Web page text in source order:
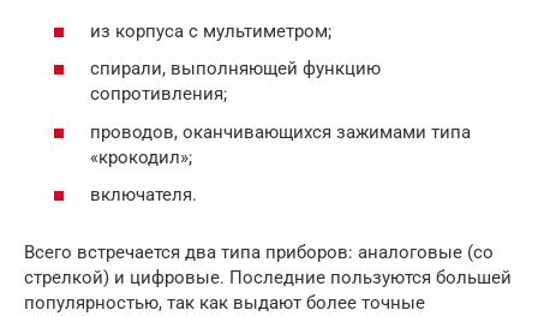
из корпуса с мультиметром;
спирали, выполняющей функцию
сопротивления;
проводов, оканчивающихся зажимами типа
«крокодил»;
включателя.
Всего встречается два типа приборов: аналоговые (со
стрелкой) и цифровые. Последние пользуются большей
популярностью, так как выдают более точные